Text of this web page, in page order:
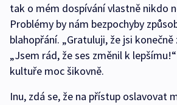
tak o mém dospívání vlastně nikdo
Problémy by nám bezpochyby
blahopřání. „Gratuluji, že jsi
„Jsem rád, že ses změnil k
kultuře moc šikovně.
Inu, zdá se, že na přístup oslavovat